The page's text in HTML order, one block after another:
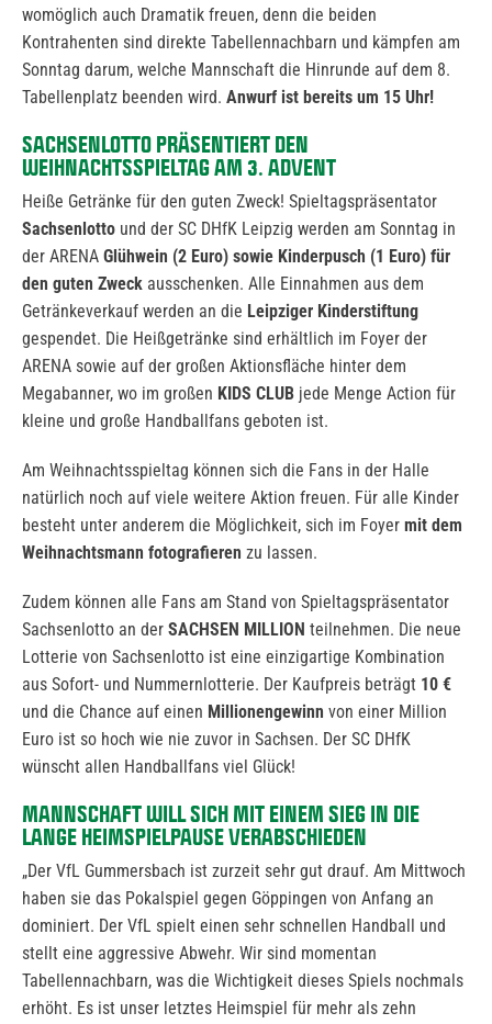
womöglich auch Dramatik freuen, denn die beiden
Kontrahenten sind direkte Tabellennachbarn und kämpfen am
Sonntag darum, welche Mannschaft die Hinrunde auf dem 8.
Tabellenplatz beenden wird. Anwurf ist bereits um 15 Uhr!
SACHSENLOTTO PRÄSENTIERT DEN
WEIHNACHTSSPIELTAG AM 3. ADVENT
Heiße Getränke für den guten Zweck! Spieltagspräsentator
Sachsenlotto und der SC DHfK Leipzig werden am Sonntag in
der ARENA Glühwein (2 Euro) sowie Kinderpusch (1 Euro) für
den guten Zweck ausschenken. Alle Einnahmen aus dem
Getränkeverkauf werden an die Leipziger Kinderstiftung
gespendet. Die Heißgetränke sind erhältlich im Foyer der
ARENA sowie auf der großen Aktionsfläche hinter dem
Megabanner, wo im großen KIDS CLUB jede Menge Action für
kleine und große Handballfans geboten ist.
Am Weihnachtsspieltag können sich die Fans in der Halle
natürlich noch auf viele weitere Aktion freuen. Für alle Kinder
besteht unter anderem die Möglichkeit, sich im Foyer mit dem
Weihnachtsmann fotografieren zu lassen.
Zudem können alle Fans am Stand von Spieltagspräsentator
Sachsenlotto an der SACHSEN MILLION teilnehmen. Die neue
Lotterie von Sachsenlotto ist eine einzigartige Kombination
aus Sofort- und Nummernlotterie. Der Kaufpreis beträgt 10 €
und die Chance auf einen Millionengewinn von einer Million
Euro ist so hoch wie nie zuvor in Sachsen. Der SC DHfK
wünscht allen Handballfans viel Glück!
MANNSCHAFT WILL SICH MIT EINEM SIEG IN DIE
LANGE HEIMSPIELPAUSE VERABSCHIEDEN
„Der VfL Gummersbach ist zurzeit sehr gut drauf. Am Mittwoch
haben sie das Pokalspiel gegen Göppingen von Anfang an
dominiert. Der VfL spielt einen sehr schnellen Handball und
stellt eine aggressive Abwehr. Wir sind momentan
Tabellennachbarn, was die Wichtigkeit dieses Spiels nochmals
erhöht. Es ist unser letztes Heimspiel für mehr als zehn